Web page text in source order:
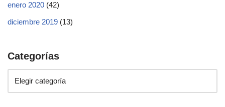
enero 2020 (42)
diciembre 2019 (13)
Categorías